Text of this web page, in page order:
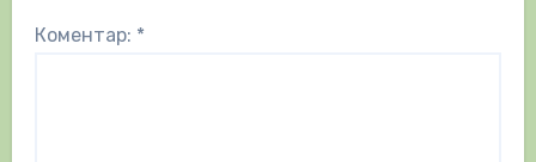
Коментар: *